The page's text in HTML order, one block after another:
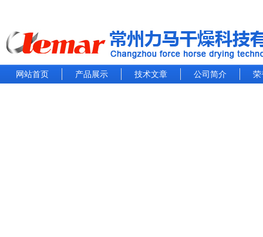
网站首页 产品展示 技术文章 公司简介 荣